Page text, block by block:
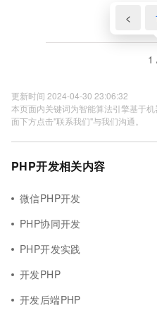
<
1
更新时间 2024-04-30 23:06:32
本页面内关键词为智能算法引擎基于
面下方点击"联系我们"与我们沟通。
PHP开发相关内容
微信PHP开发
PHP协同开发
PHP开发实践
开发PHP
开发后端PHP